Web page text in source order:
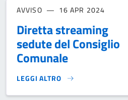
AVVISO 16 APR 2024
Diretta streaming
sedute del Consiglio
Comunale
LEGGI ALTRO
DIRETTA STREAMING SEDUTE